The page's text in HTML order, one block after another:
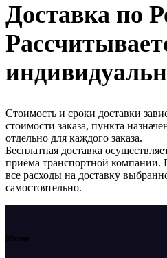
Доставка по
Стоимость и сроки доставки
стоимости заказа, пункта
отдельно для каждого заказа.
Бесплатная доставка
приёма транспортной компании.
все расходы на доставку
самостоятельно.
Меню